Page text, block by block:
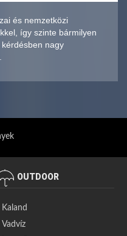
és nemzetközi
így szinte bármilyen
nagy
OUTDOOR
Kaland
Vadvíz